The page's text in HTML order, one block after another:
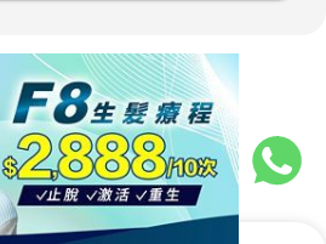
常見問題